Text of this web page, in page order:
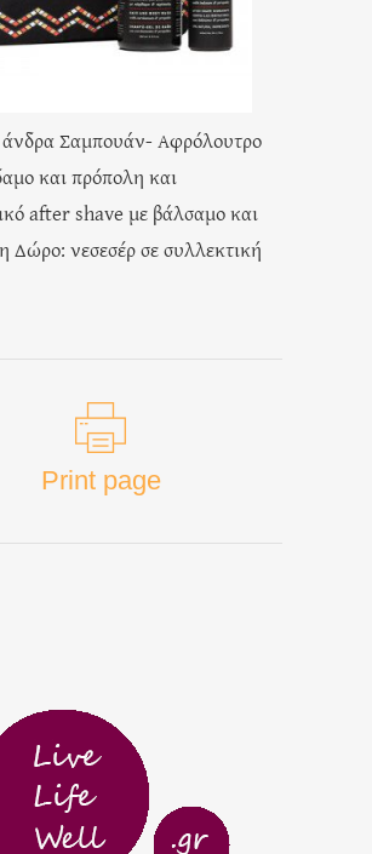
άνδρα Σαμπουάν- Αφρόλουτρο
και πρόπολη και
after shave με βάλσαμο και
Δώρο: νεσεσέρ σε συλλεκτική
Print page